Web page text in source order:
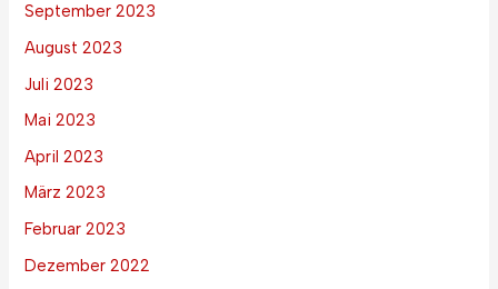
September 2023
August 2023
Juli 2023
Mai 2023
April 2023
März 2023
Februar 2023
Dezember 2022